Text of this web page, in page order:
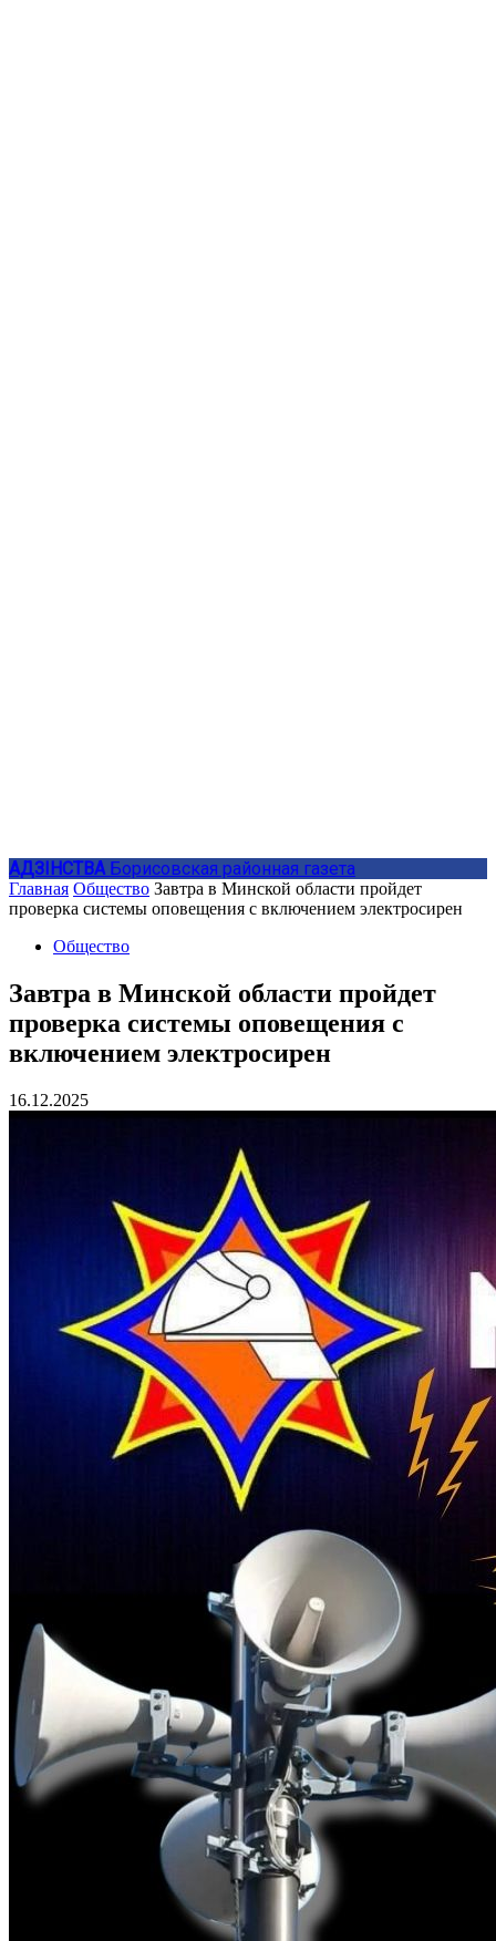
АДЗIНСТВА Борисовская районная газета
Главная Общество Завтра в Минской области пройдет
проверка системы оповещения с включением электросирен
Общество
Завтра в Минской области пройдет
проверка системы оповещения с
включением электросирен
16.12.2025